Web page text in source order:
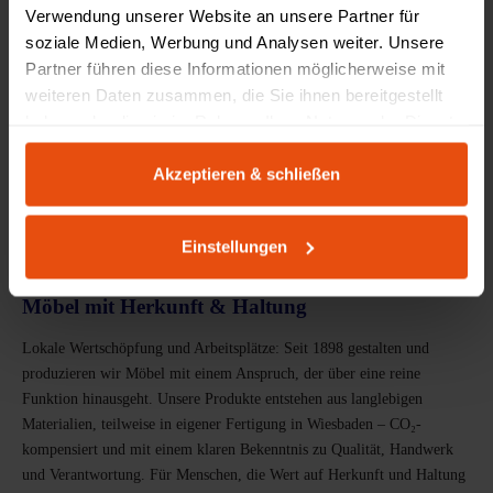
Verwendung unserer Website an unsere Partner für
soziale Medien, Werbung und Analysen weiter. Unsere
Partner führen diese Informationen möglicherweise mit
weiteren Daten zusammen, die Sie ihnen bereitgestellt
gesammelt haben.
Akzeptieren & schließen
Einstellungen
PRODUKTDESIGN AUS WIESBADEN
Möbel mit Herkunft & Haltung
Lokale Wertschöpfung und Arbeitsplätze: Seit 1898 gestalten und
produzieren wir Möbel mit einem Anspruch, der über eine reine
Funktion hinausgeht. Unsere Produkte entstehen aus langlebigen
Materialien, teilweise in eigener Fertigung in Wiesbaden – CO₂-
kompensiert und mit einem klaren Bekenntnis zu Qualität, Handwerk
und Verantwortung. Für Menschen, die Wert auf Herkunft und Haltung